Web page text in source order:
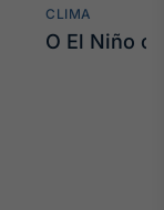
CLIMA
O El Niño